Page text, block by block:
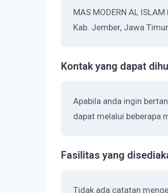
MAS MODERN AL
Kab. Jember, Jawa
Kontak yang dapat
Apabila anda ingin
dapat melalui beberapa
Fasilitas yang
Tidak ada catatan